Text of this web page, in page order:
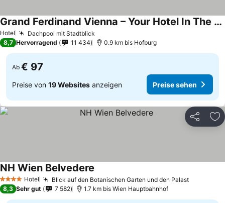
Hotel Dachpool mit Stadtblick
Grand Ferdinand Vienna – Your Hotel In The City Center
Preise sehen
8,7 Hervorragend 11 434 0.9 km bis Hofburg
Ab € 97
Preise von 19 Websites anzeigen Preise sehen
Teilen
4 Sterne Hotel Blick auf den Botanischen Garten und den PalastPreise
NH Wien Belvedere
8,3 Sehr gut 7 582 1.7 km bis Wien Hauptbahnhof